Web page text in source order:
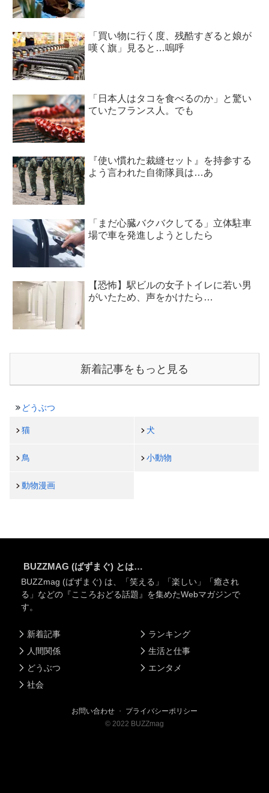
「買い物に行く度、残酷すぎると娘が
嘆く旗」見ると…嗚呼
「日本人はタコを食べるのか」と驚い
ていたフランス人。でも
『使い慣れた裁縫セット』を持参する
よう言われた自衛隊員は…あ
「まだ心臓バクバクしてる」立体駐車
場で車を発進しようとしたら
【恐怖】駅ビルの女子トイレに若い男
がいたため、声をかけたら…
新着記事をもっと見る
どうぶつ
猫 犬
鳥 小動物
動物漫画
BUZZMAG (ばずまぐ) とは…
BUZZmag (ばずまぐ) は、「笑える」「楽しい」「癒され
る」などの『こころおどる話題』を集めたWebマガジンで
す。
新着記事
人間関係
どうぶつ
社会
ランキング
生活と仕事
エンタメ
お問い合わせ ・ プライバシーポリシー
© 2022 BUZZmag